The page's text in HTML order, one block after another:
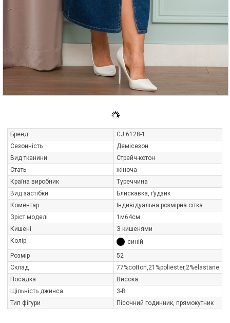
Бренд
CJ 6128-1
Сезонність
Демісезон
Вид тканини
Стрейч-котон
Стать
жіноча
Країна виробник
Туреччина
Вид застібки
Блискавка, ґудзик
Коментар
Індивідуальна розмірна сітка
Зріст моделі
1м64см
Кишені
З кишенями
Колір_
синій
Розмір
52
Склад
77%cotton,21%poliester,2%elastane
Посадка
Висока
Щільність джинса
3-В
Тип фігури
Пісочний годинник, прямокутник